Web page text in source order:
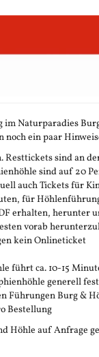
Naturparadies
noch ein paar
sind an
sind auf 20
auch Tickets für
für
erhalten,
vorab
kein Onlineticket
führt ca. 10-15
generell
Führungen Burg &
Bestellung
Höhle auf Anfrage